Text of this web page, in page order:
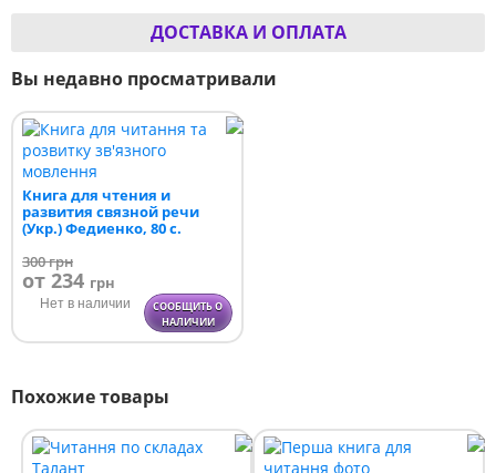
ДОСТАВКА И ОПЛАТА
Вы недавно просматривали
Книга для чтения и
развития связной речи
(Укр.) Федиенко, 80 с.
300грн
от 234 грн
Нет в наличии
СООБЩИТЬ О
НАЛИЧИИ
Похожие товары